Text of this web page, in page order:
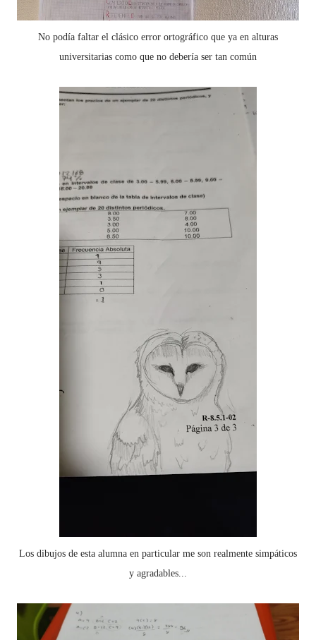
No podía faltar el clásico error ortográfico que ya en alturas
universitarias como que no debería ser tan común
Los dibujos de esta alumna en particular me son realmente simpáticos
y agradables...